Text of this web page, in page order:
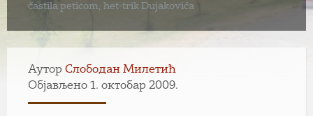
častila peticom, het-trik Dujakovića
Аутор Слободан Милетић
Објављено 1. октобар 2009.